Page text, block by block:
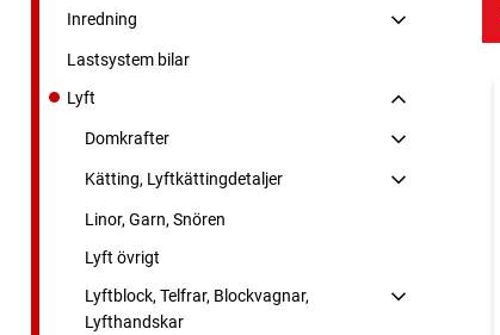
Inredning
Lastsystem bilar
Lyft
Domkrafter
Kätting, Lyftkättingdetaljer
Linor, Garn, Snören
Lyft övrigt
Lyftblock, Telfrar, Blockvagnar,
Lyfthandskar